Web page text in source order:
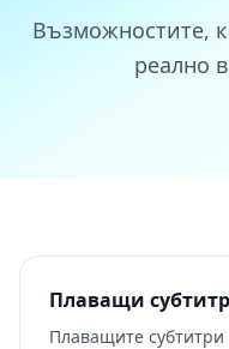
Възможностите,
реално
Плаващи
Плаващите